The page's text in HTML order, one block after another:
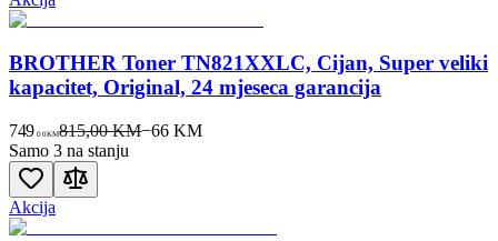
BROTHER Toner TN821XXLC, Cijan, Super veliki
kapacitet, Original, 24 mjeseca garancija
749 00KM815,00 KM−66 KM
Samo 3 na stanju
Akcija